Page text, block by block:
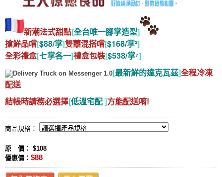
新潮法式甜點[全台唯一腳掌造型]
搶鮮品嚐[$88/掌]雙囍混搭嚐[$168/掌²]
全彩禮盒[七掌各一]禮盒包裝[$538/掌⁷]
[最新鮮的達克瓦茲]全程冷凍
配送
結帳時請務必選擇[低溫宅配 ]方能配送唷!
商品規格：
原 價： $108
優惠價： $88